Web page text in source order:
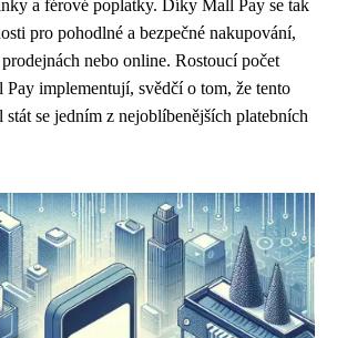
a férové poplatky. Díky Mall Pay se tak
pro pohodlné a bezpečné nakupování,
nebo online. Rostoucí počet
implementují, svědčí o tom, že tento
stát se jedním z nejoblíbenějších platebních